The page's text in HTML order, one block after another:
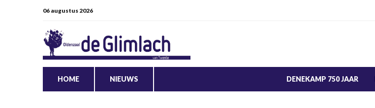
06 augustus 2026
HOME NIEUWS DENEKAMP 750 JAAR